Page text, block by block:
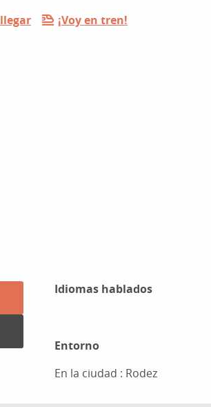
¡Voy en tren!
Idiomas hablados
Idiomas hablados
Entorno
Entorno
En la ciudad : Rodez